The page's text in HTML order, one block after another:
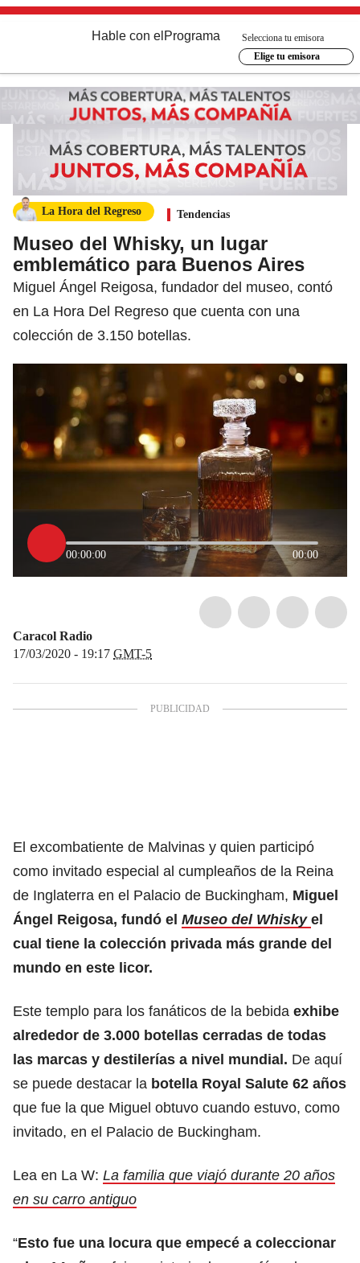
Hable con el Programa
Selecciona tu emisora
Elige tu emisora
La Hora del Regreso Tendencias
Museo del Whisky, un lugar
emblemático para Buenos Aires
Miguel Ángel Reigosa, fundador del museo, contó
en La Hora Del Regreso que cuenta con una
colección de 3.150 botellas.
00:00:00 00:00
Caracol Radio
17/03/2020 - 19:17 GMT-5
El excombatiente de Malvinas y quien participó
como invitado especial al cumpleaños de la Reina
de Inglaterra en el Palacio de Buckingham, Miguel
Ángel Reigosa, fundó el Museo del Whisky el
cual tiene la colección privada más grande del
mundo en este licor.
Este templo para los fanáticos de la bebida exhibe
alrededor de 3.000 botellas cerradas de todas
las marcas y destilerías a nivel mundial. De aquí
se puede destacar la botella Royal Salute 62 años
que fue la que Miguel obtuvo cuando estuvo, como
invitado, en el Palacio de Buckingham.
Lea en La W: La familia que viajó durante 20 años
en su carro antiguo
“Esto fue una locura que empecé a coleccionar